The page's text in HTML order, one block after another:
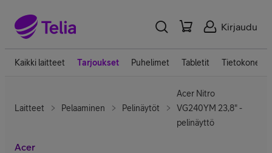
Kirjaudu
Kaikki laitteet Tarjoukset Puhelimet Tabletit Tietokoneet
Laitteet Pelaaminen Pelinäytöt
Acer Nitro
VG240YM 23,8" -
pelinäyttö
Acer